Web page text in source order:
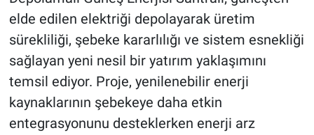
elde edilen elektriği depolayarak üretim
sürekliliği, şebeke kararlılığı ve sistem esnekliği
sağlayan yeni nesil bir yatırım yaklaşımını
temsil ediyor. Proje, yenilenebilir enerji
kaynaklarının şebekeye daha etkin
entegrasyonunu desteklerken enerji arz